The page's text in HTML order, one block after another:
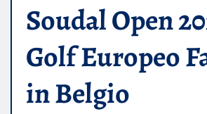
Soudal Open
Golf Europeo
in Belgio